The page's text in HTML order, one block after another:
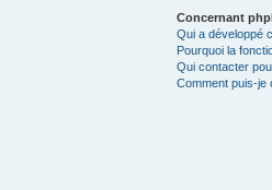
Concernant
Qui a développé
Pourquoi la
Qui contacter
Comment puis-je